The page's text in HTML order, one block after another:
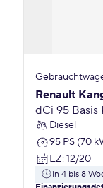
Renault
dCi 95 Basis
Diesel
95 PS (70
EZ: 12/20
in 4 bis 8